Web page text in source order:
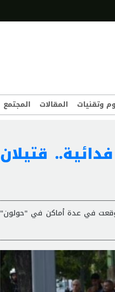
وتقنيات المقالات المجتمع
قتيلان
وقعت في عدة أماكن في "حولون"